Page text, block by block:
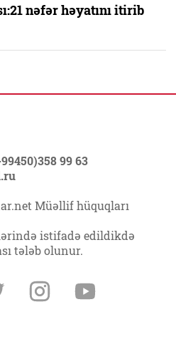
nəfər həyatını itirib
99 63
Müəllif hüquqları
istifadə edildikdə
tələb olunur.